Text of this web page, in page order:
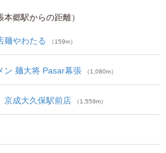
郷駅からの距離）
麺やわたる （159m）
ン 麺大将 Pasar幕張 （1,080m）
成大久保駅前店 （1,559m）